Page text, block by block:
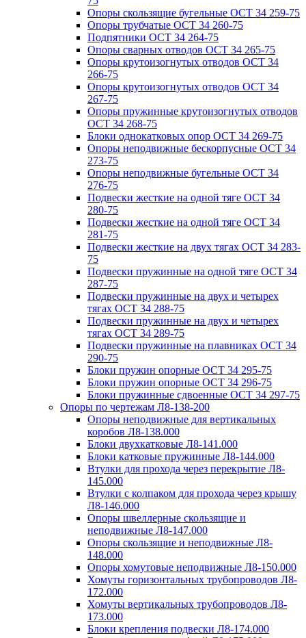
Опоры скользящие бугельные ОСТ 34 259-75
Опоры трубчатые ОСТ 34 260-75
Подпятники ОСТ 34 264-75
Опоры сварных отводов ОСТ 34 265-75
Опоры крутоизогнутых отводов ОСТ 34
266-75
Опоры крутоизогнутых отводов ОСТ 34
267-75
Опоры пружинные крутоизогнутых отводов
ОСТ 34 268-75
Блоки однокатковых опор ОСТ 34 269-75
Опоры неподвижные бескорпусные ОСТ 34
273-75
Опоры неподвижные бугельные ОСТ 34
276-75
Подвески жесткие на одной тяге ОСТ 34
280-75
Подвески жесткие на одной тяге ОСТ 34
281-75
Подвески жесткие на двух тягах ОСТ 34 283-
75
Подвески пружинные на одной тяге ОСТ 34
287-75
Подвески пружинные на двух и четырех
тягах ОСТ 34 288-75
Подвески пружинные на двух и четырех
тягах ОСТ 34 289-75
Подвески пружинные на плавниках ОСТ 34
290-75
Блоки пружин опорные ОСТ 34 295-75
Блоки пружин опорные ОСТ 34 296-75
Блоки пружинные сдвоенные ОСТ 34 297-75
Опоры по чертежам Л8-138-200
Опоры неподвижные для вертикальных
коробов Л8-138.000
Блоки двухкатковые Л8-141.000
Блоки катковые пружинные Л8-144.000
Втулки для прохода через перекрытие Л8-
145.000
Втулки с колпаком для прохода через крышу
Л8-146.000
Опоры швеллерные скользящие и
неподвижные Л8-147.000
Опоры скользящие и неподвижные Л8-
148.000
Опоры хомутовые неподвижные Л8-150.000
Хомуты горизонтальных трубопроводов Л8-
172.000
Хомуты вертикальных трубопроводов Л8-
173.000
Блоки крепления подвески Л8-174.000